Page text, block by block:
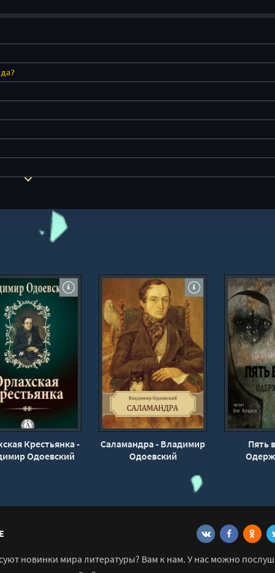
Крестьянка -
Одоевский
Саламандра - Владимир
Одоевский
Пять
новинки мира литературы? Вам к нам. У нас можно